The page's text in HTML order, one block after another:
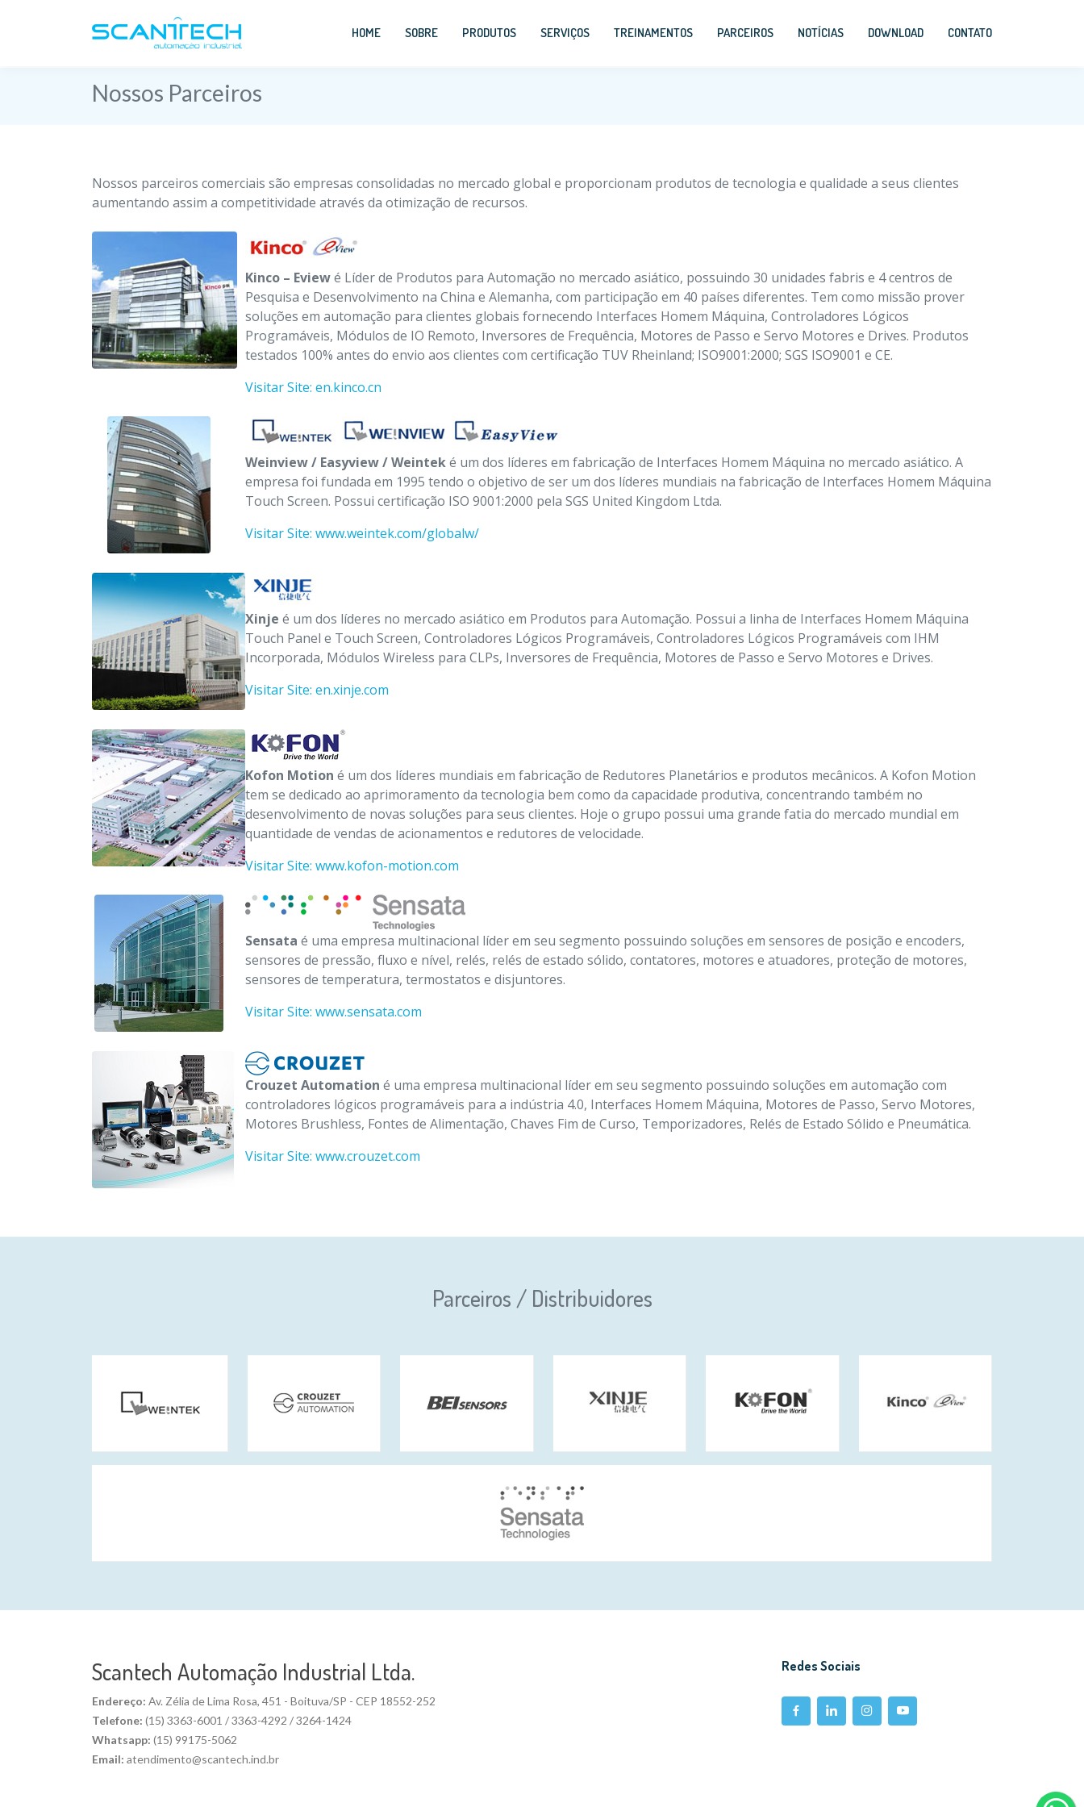
HOME SOBRE PRODUTOS SERVIÇOS TREINAMENTOS PARCEIROS NOTÍCIAS DOWNLOAD CONTATO
Nossos Parceiros
Nossos parceiros comerciais são empresas consolidadas no mercado global e proporcionam produtos de tecnologia e qualidade a seus clientes
aumentando assim a competitividade através da otimização de recursos.
Kinco – Eviewé Líder de Produtos para Automação no mercado asiático, possuindo 30 unidades fabris e 4 centros de
Pesquisa e Desenvolvimento na China e Alemanha, com participação em 40 países diferentes. Tem como missão prover
soluções em automação para clientes globais fornecendo Interfaces Homem Máquina, Controladores Lógicos
Programáveis, Módulos de IO Remoto, Inversores de Frequência, Motores de Passo e Servo Motores e Drives. Produtos
testados 100% antes do envio aos clientes com certificação TUV Rheinland; ISO9001:2000; SGS ISO9001 e CE.
Visitar Site: en.kinco.cn
Weinview / Easyview / Weinteké um dos líderes em fabricação de Interfaces Homem Máquina no mercado asiático. A
empresa foi fundada em 1995 tendo o objetivo de ser um dos líderes mundiais na fabricação de Interfaces Homem Máquina
Touch Screen. Possui certificação ISO 9001:2000 pela SGS United Kingdom Ltda.
Visitar Site: www.weintek.com/globalw/
Xinje é um dos líderes no mercado asiático em Produtos para Automação. Possui a linha de Interfaces Homem Máquina
Touch Panel e Touch Screen, Controladores Lógicos Programáveis, Controladores Lógicos Programáveis com IHM
Incorporada, Módulos Wireless para CLPs, Inversores de Frequência, Motores de Passo e Servo Motores e Drives.
Visitar Site: en.xinje.com
Kofon Motion é um dos líderes mundiais em fabricação de Redutores Planetários e produtos mecânicos. A Kofon Motion
tem se dedicado ao aprimoramento da tecnologia bem como da capacidade produtiva, concentrando também no
desenvolvimento de novas soluções para seus clientes. Hoje o grupo possui uma grande fatia do mercado mundial em
quantidade de vendas de acionamentos e redutores de velocidade.
Visitar Site: www.kofon-motion.com
Sensata é uma empresa multinacional líder em seu segmento possuindo soluções em sensores de posição e encoders,
sensores de pressão, fluxo e nível, relés, relés de estado sólido, contatores, motores e atuadores, proteção de motores,
sensores de temperatura, termostatos e disjuntores.
Visitar Site: www.sensata.com
Crouzet Automation é uma empresa multinacional líder em seu segmento possuindo soluções em automação com
controladores lógicos programáveis para a indústria 4.0, Interfaces Homem Máquina, Motores de Passo, Servo Motores,
Motores Brushless, Fontes de Alimentação, Chaves Fim de Curso, Temporizadores, Relés de Estado Sólido e Pneumática.
Visitar Site: www.crouzet.com
Parceiros / Distribuidores
Scantech Automação Industrial Ltda.
Endereço: Av. Zélia de Lima Rosa, 451 - Boituva/SP - CEP 18552-252
Telefone: (15) 3363-6001 / 3363-4292 / 3264-1424
Whatsapp: (15) 99175-5062
Email: atendimento@scantech.ind.br
Redes Sociais